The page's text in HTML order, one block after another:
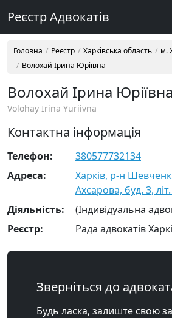
Реєстр Адвокатів
Головна Реєстр Харківська область
м.
Волохай Ірина Юріївна
Волохай Ірина Юріївна
Volohay Irina Yuriivna
Контактна інформація
Телефон:
380577732134
Адреса:
Харків, р-н
Ахсарова, буд. 3,
Діяльність:
(Індивідуальна
Реєстр:
Рада адвокатів
Зверніться до
Будь ласка, залиште свою